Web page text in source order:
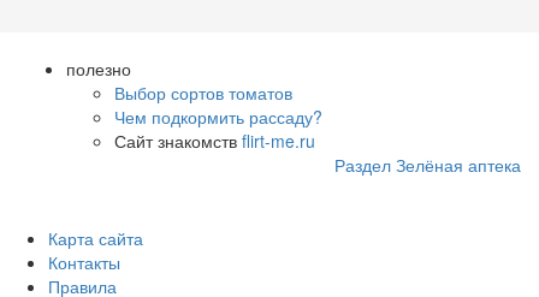
полезно
Выбор сортов томатов
Чем подкормить рассаду?
Сайт знакомств flirt-me.ru
Раздел Зелёная аптека
Карта сайта
Контакты
Правила